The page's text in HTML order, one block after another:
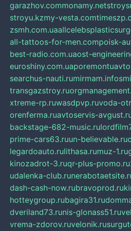
garazhov.commonamy.net
stroyu.kzmy-vesta.com
zsmh.com.ua
all-tattoos-for-men.compoisk-
best-radio.com.uaost-
euroshiny.com.ua
searchus-nauti.rumirmam.info
transgazstroy.ru
xtreme-rp.ruwasdpvp.ruvoda-
orenferma.ruavtoservis-
backstage-682-music.ru
prime-cars63.ruun-believable.ru
legardoauto.rulithasa.rumuz-1.ru
kinozadrot-3.ruqr-plus-promo.ru
udalenka-club.ru
dash-cash-now.rubravoprod.ru
hotteygroup.rubagira31.ru
dveriland73.runis-glonass51.ru
vrema-zdorov.ruvelonik.ru